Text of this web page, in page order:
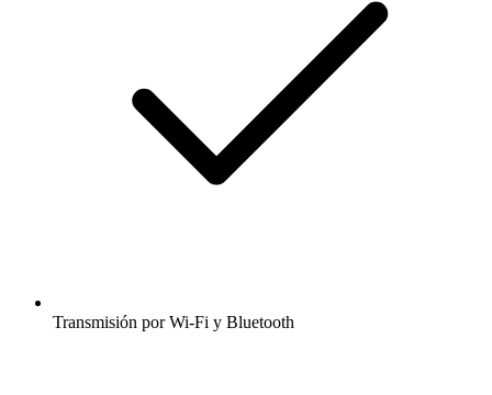
Transmisión por Wi-Fi y Bluetooth